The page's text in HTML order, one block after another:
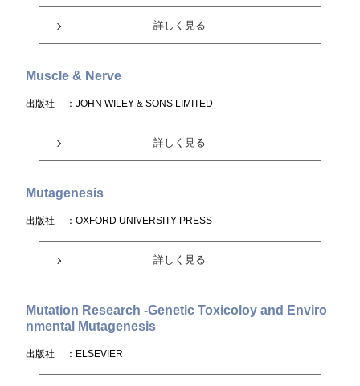
詳しく見る
Muscle & Nerve
出版社 ：JOHN WILEY & SONS LIMITED
詳しく見る
Mutagenesis
出版社 ：OXFORD UNIVERSITY PRESS
詳しく見る
Mutation Research -Genetic Toxicoloy and Enviro
nmental Mutagenesis
出版社 ：ELSEVIER